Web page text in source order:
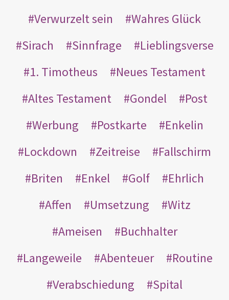
Verwurzelt sein
Wahres Glück
Sirach
Sinnfrage
Lieblingsverse
1. Timotheus
Neues Testament
Altes Testament
Gondel
Post
Werbung
Postkarte
Enkelin
Lockdown
Zeitreise
Fallschirm
Briten
Enkel Golf
Ehrlich
Affen
Umsetzung
Witz
Ameisen
Buchhalter
Langeweile
Abenteuer
Routine
Verabschiedung
Spital